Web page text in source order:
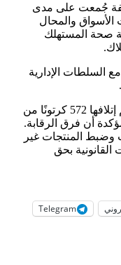
جُمعت على مدى
والمحال
صحة المستهلك
السلطات الإدارية
وأوضحت الوزارة أن من بين المواد التي تم إتلافها 572 كرتونًا من
أن فرق الرقابة.
وضبط المنتجات غير
القانونية بحق
Telegram